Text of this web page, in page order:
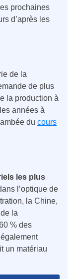
prochaines
d’après les
de la
de plus
la production à
années à
du cours
les plus
l’optique de
la Chine,
la
% des
un matériau